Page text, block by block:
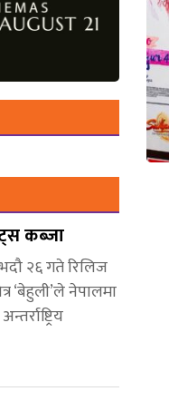
कब्जा
२६ गते रिलिज
‘बेहुली’ले नेपालमा